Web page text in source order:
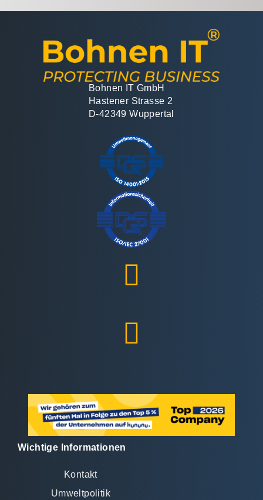
Bohnen IT GmbH
Hastener Strasse 2
D-42349 Wuppertal
Wichtige Informationen
Kontakt
Umweltpolitik